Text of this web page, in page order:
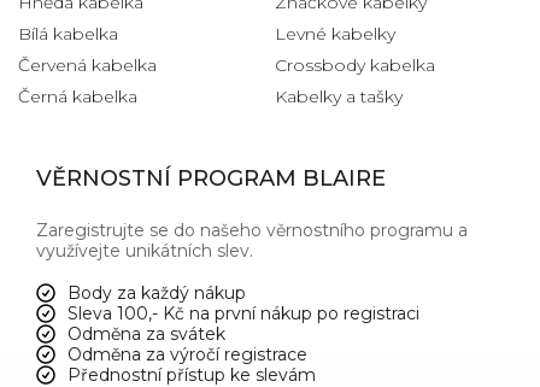
Bílá kabelka
Červená kabelka
Černá kabelka
Levné kabelky
Crossbody kabelka
Kabelky a tašky
VĚRNOSTNÍ PROGRAM BLAIRE
Zaregistrujte se do našeho věrnostního programu a
využívejte unikátních slev.
Body za každý nákup
Sleva 100,- Kč na první nákup po registraci
Odměna za svátek
Odměna za výročí registrace
Přednostní přístup ke slevám